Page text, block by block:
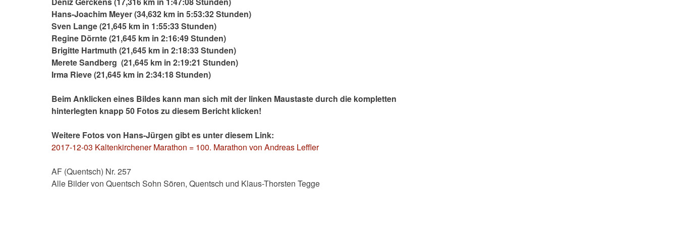
Hans-Joachim Meyer (34,632 km in 5:53:32 Stunden)
Sven Lange (21,645 km in 1:55:33 Stunden)
Regine Dörnte (21,645 km in 2:16:49 Stunden)
Brigitte Hartmuth (21,645 km in 2:18:33 Stunden)
Merete Sandberg (21,645 km in 2:19:21 Stunden)
Irma Rieve (21,645 km in 2:34:18 Stunden)
Beim Anklicken eines Bildes kann man sich mit der linken Maustaste durch die kompletten
hinterlegten knapp 50 Fotos zu diesem Bericht klicken!
Weitere Fotos von Hans-Jürgen gibt es unter diesem Link:
2017-12-03 Kaltenkirchener Marathon = 100. Marathon von Andreas Leffler
AF (Quentsch) Nr. 257
Alle Bilder von Quentsch Sohn Sören, Quentsch und Klaus-Thorsten Tegge